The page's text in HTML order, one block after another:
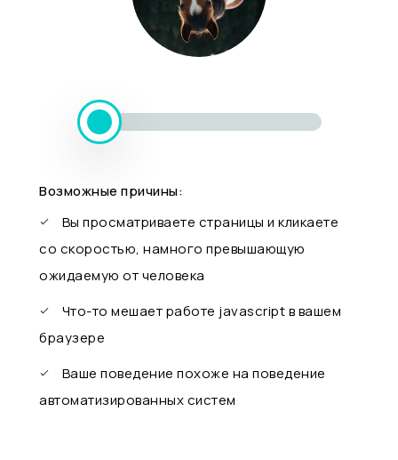
Возможные причины:
Вы просматриваете страницы и кликаете
со скоростью, намного превышающую
ожидаемую от человека
Что-то мешает работе javascript в вашем
браузере
Ваше поведение похоже на поведение
автоматизированных систем